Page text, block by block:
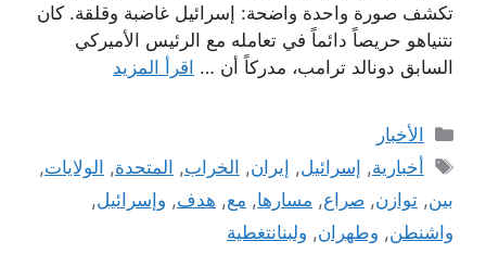
تكشف صورة واحدة واضحة: إسرائيل غاضبة وقلقة. كان
نتنياهو حريصاً دائماً في تعامله مع الرئيس الأميركي
السابق دونالد ترامب، مدركاً أن … اقرأ المزيد
التصنيفات
الأخبار
الوسوم
أخبارية, إسرائيل, إيران, الخراب, المتحدة, الولايات,
بين, توازن, صراع, مسارها, مع, هدف, وإسرائيل,
واشنطن, وطهران, ولبنانتغطية